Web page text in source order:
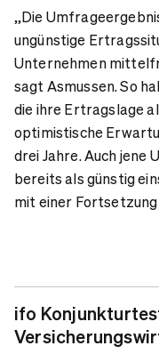
„Die
ungünstige
Unternehmen
sagt Asmussen. So
die ihre Ertragslage
optimistische
drei Jahre. Auch jene
bereits als günstig
mit einer
ifo